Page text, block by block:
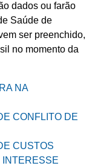
dados ou farão
Saúde de
ser preenchido,
no momento da
NA
CONFLITO DE
CUSTOS
INTERESSE